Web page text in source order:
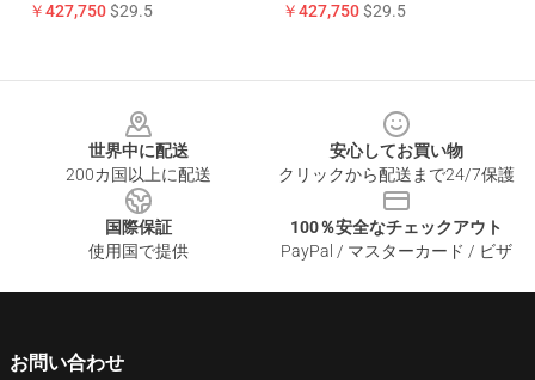
￥427,750$29.5 ￥427,750$29.5
世界中に配送
200カ国以上に配送
安心してお買い物
クリックから配送まで24/7保護
国際保証
使用国で提供
100％安全なチェックアウト
PayPal / マスターカード / ビザ
お問い合わせ